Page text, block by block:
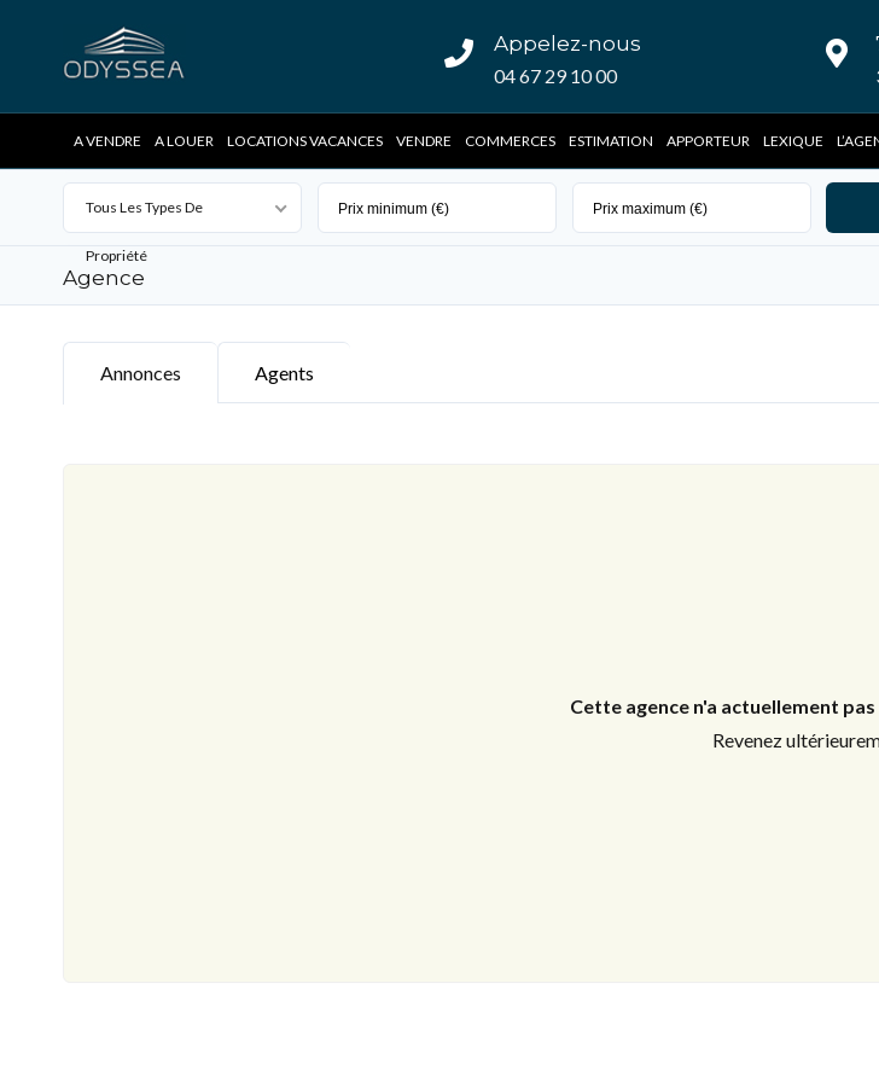
Appelez-nous
04 67 29 10 00
A VENDRE A LOUER LOCATIONS VACANCES VENDRE COMMERCES ESTIMATION APPORTEUR LEXIQUE
Tous Les Types De
Propriété
Agence
Annonces Agents
Cette agence n'a actuellement pas
Revenez